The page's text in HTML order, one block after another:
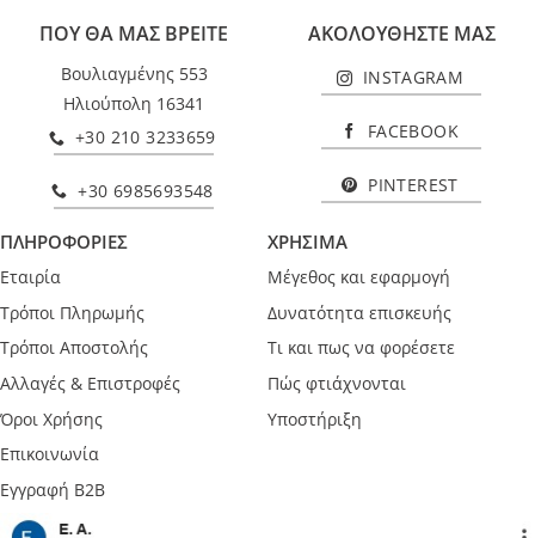
ΠΟΥ ΘΑ ΜΑΣ ΒΡΕΙΤΕ
Βουλιαγμένης 553
Ηλιούπολη 16341
+30 210 3233659
+30 6985693548
ΑΚΟΛΟΥΘΗΣΤΕ ΜΑΣ
INSTAGRAM
FACEBOOK
PINTEREST
ΠΛΗΡΟΦΟΡΙΕΣ
Εταιρία
Τρόποι Πληρωμής
Τρόποι Αποστολής
Αλλαγές & Επιστροφές
Όροι Χρήσης
Επικοινωνία
Εγγραφή B2B
ΧΡΗΣΙΜΑ
Μέγεθος και εφαρμογή
Δυνατότητα επισκευής
Τι και πως να φορέσετε
Πώς φτιάχνονται
Υποστήριξη